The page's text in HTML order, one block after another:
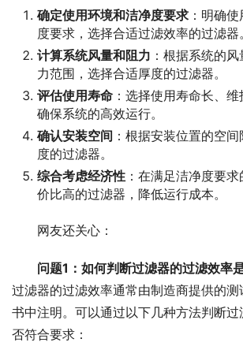
确定使用环境和洁净度要求 ：明确
度要求，选择合适过滤效率的过滤器。
计算系统风量和阻力 ：根据系统的
力范围，选择合适厚度的过滤器。
评估使用寿命 ：选择使用寿命长、
确保系统的高效运行。
确认安装空间 ：根据安装位置的空
度的过滤器。
综合考虑经济性 ：在满足洁净度要
价比高的过滤器，降低运行成本。
网友还关心：
问题1：如何判断过滤器的过滤效率
过滤器的过滤效率通常由制造商提供的
书中注明。可以通过以下几种方法判断
否符合要求：